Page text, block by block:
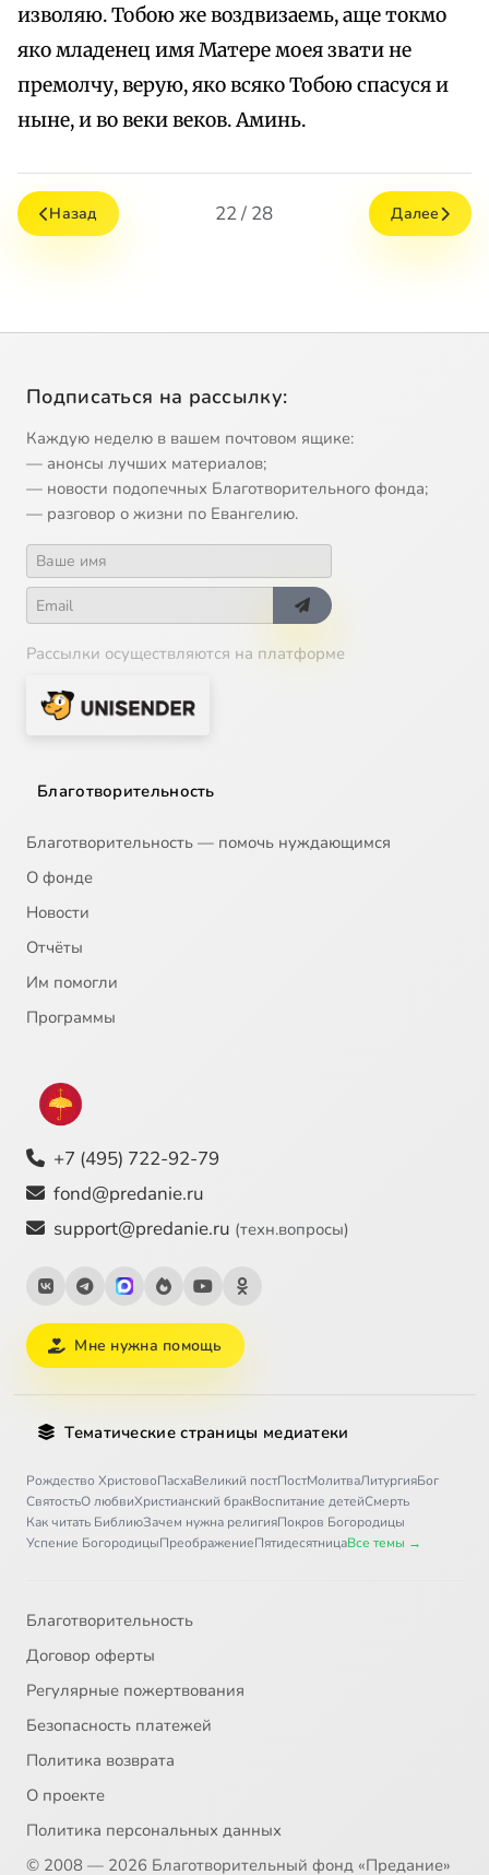
изволяю. Тобою же воздвизаемь, аще токмо
яко младенец имя Матере моея звати не
премолчу, верую, яко всяко Тобою спасуся и
ныне, и во веки веков. Аминь.
Назад 22 / 28 Далее
Подписаться на рассылку:
Каждую неделю в вашем почтовом ящике:
— анонсы лучших материалов;
— новости подопечных Благотворительного фонда;
— разговор о жизни по Евангелию.
Рассылки осуществляются на платформе
Благотворительность
Благотворительность — помочь нуждающимся
О фонде
Новости
Отчёты
Им помогли
Программы
+7 (495) 722-92-79
fond@predanie.ru
support@predanie.ru (техн.вопросы)
Мне нужна помощь
Тематические страницы медиатеки
Рождество ХристовоПасхаВеликий постПостМолитваЛитургияБог
СвятостьО любвиХристианский бракВоспитание детейСмерть
Как читать БиблиюЗачем нужна религияПокров Богородицы
Успение БогородицыПреображениеПятидесятницаВсе темы →
Благотворительность
Договор оферты
Регулярные пожертвования
Безопасность платежей
Политика возврата
О проекте
Политика персональных данных
© 2008 — 2026 Благотворительный фонд «Предание»